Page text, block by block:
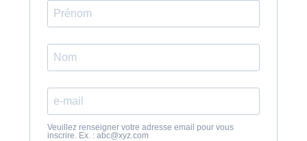
Veuillez renseigner votre adresse email pour vous
inscrire. Ex. : abc@xyz.com